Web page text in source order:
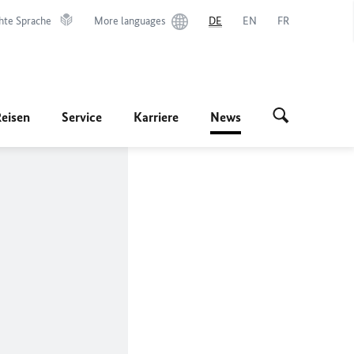
Sprache More languages DE EN FR
Service Karriere News